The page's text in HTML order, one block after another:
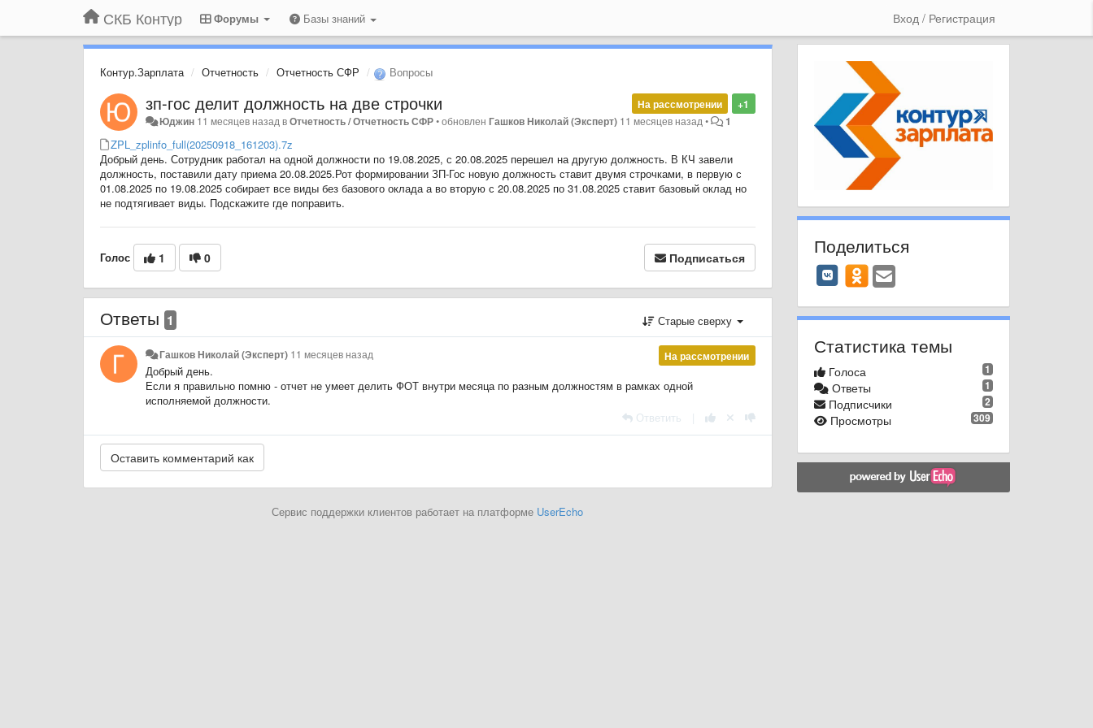
СКБ Контур Форумы Базы знаний Вход / Регистрация
Контур.Зарплата Отчетность Отчетность СФР Вопросы
+1
На рассмотрении
зп-гос делит должность на две строчки
Юджин 11 месяцев назад вОтчетность / Отчетность СФР•обновленГашков Николай (Эксперт) 11 месяцев назад • 1
ZPL_zplinfo_full(20250918_161203).7z
Добрый день. Сотрудник работал на одной должности по 19.08.2025, с 20.08.2025 перешел на другую должность. В КЧ завели
должность, поставили дату приема 20.08.2025.Рот формировании ЗП-Гос новую должность ставит двумя строчками, в первую с
01.08.2025 по 19.08.2025 собирает все виды без базового оклада а во вторую с 20.08.2025 по 31.08.2025 ставит базовый оклад но
не подтягивает виды. Подскажите где поправить.
Голос 1 0 Подписаться
Ответы 1 Старые сверху
На рассмотрении
Гашков Николай (Эксперт) 11 месяцев назад
Добрый день.
Если я правильно помню - отчет не умеет делить ФОТ внутри месяца по разным должностям в рамках одной
исполняемой должности.
Ответить
Сервис поддержки клиентов работает на платформе UserEcho
Поделиться
Статистика темы
1
Голоса
1
Ответы
2
Подписчики
309
Просмотры